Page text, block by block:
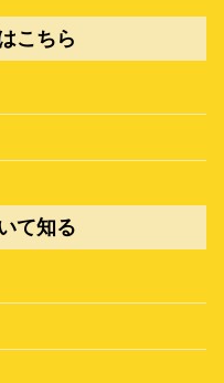
こちら
て知る